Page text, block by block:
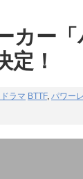
カー
定！
ラマ BTTF, パワー